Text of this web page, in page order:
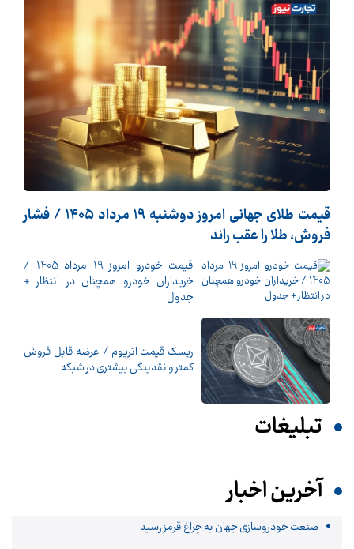
قیمت طلای جهانی امروز دوشنبه ۱۹ مرداد ۱۴۰۵ / فشار
فروش، طلا را عقب راند
قیمت خودرو امروز 19 مرداد 1405 /
خریداران خودرو همچنان در انتظار +
جدول
ریسک قیمت اتریوم / عرضه قابل فروش
کمتر و نقدینگی بیشتری در شبکه
تبلیغات
آخرین اخبار
صنعت خودروسازی جهان به چراغ قرمز رسید